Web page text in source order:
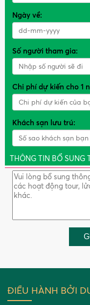
Ngày về:
Số người tham gia:
Chi phí dự kiến cho 1
Khách sạn lưu trú:
THÔNG TIN BỔ SUNG
ĐIỀU HÀNH BỞI